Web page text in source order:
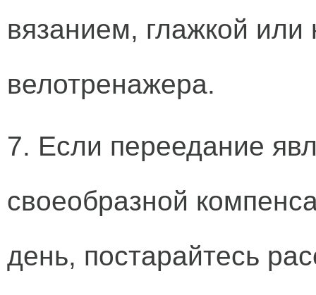
вязанием, глажкой или
велотренажера.
7. Если переедание
своеобразной
день, постарайтесь